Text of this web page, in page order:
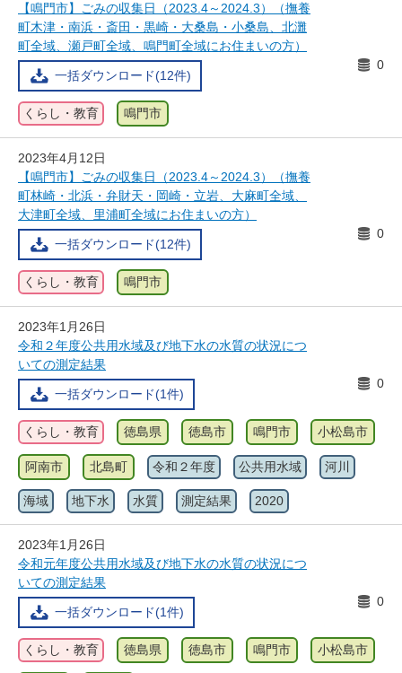
【鳴門市】ごみの収集日（2023.4～2024.3）（撫養
町木津・南浜・斎田・黒崎・大桑島・小桑島、北灘
町全域、瀬戸町全域、鳴門町全域にお住まいの方）
一括ダウンロード(12件)
0
くらし・教育 鳴門市
2023年4月12日
【鳴門市】ごみの収集日（2023.4～2024.3）（撫養
町林崎・北浜・弁財天・岡崎・立岩、大麻町全域、
大津町全域、里浦町全域にお住まいの方）
一括ダウンロード(12件)
0
くらし・教育 鳴門市
2023年1月26日
令和２年度公共用水域及び地下水の水質の状況につ
いての測定結果
一括ダウンロード(1件)
0
くらし・教育 徳島県 徳島市 鳴門市 小松島市
阿南市 北島町 令和２年度 公共用水域 河川
海域 地下水 水質 測定結果 2020
2023年1月26日
令和元年度公共用水域及び地下水の水質の状況につ
いての測定結果
一括ダウンロード(1件)
0
くらし・教育 徳島県 徳島市 鳴門市 小松島市